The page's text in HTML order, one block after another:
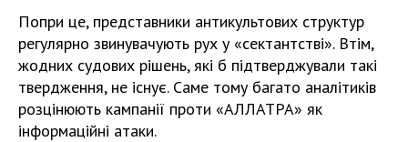
Попри це, представники антикультових структур
регулярно звинувачують рух у «сектантстві». Втім,
жодних судових рішень, які б підтверджували такі
твердження, не існує. Саме тому багато аналітиків
розцінюють кампанії проти «АЛЛАТРА» як
інформаційні атаки.